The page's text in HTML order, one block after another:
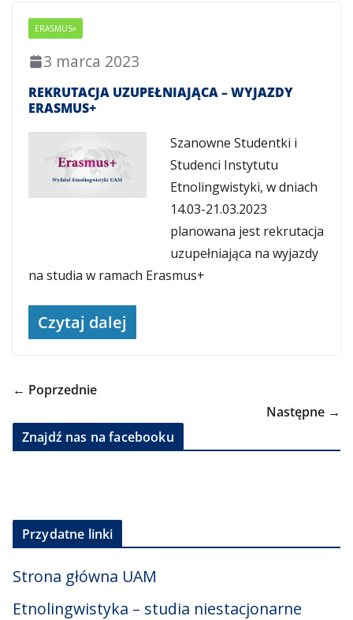
ERASMUS+
3 marca 2023
REKRUTACJA UZUPEŁNIAJĄCA – WYJAZDY
ERASMUS+
Szanowne Studentki i
Studenci Instytutu
Etnolingwistyki, w dniach
14.03-21.03.2023
planowana jest rekrutacja
uzupełniająca na wyjazdy
na studia w ramach Erasmus+
Czytaj dalej
← Poprzednie
Następne →
Znajdź nas na facebooku
Przydatne linki
Strona główna UAM
Etnolingwistyka – studia niestacjonarne